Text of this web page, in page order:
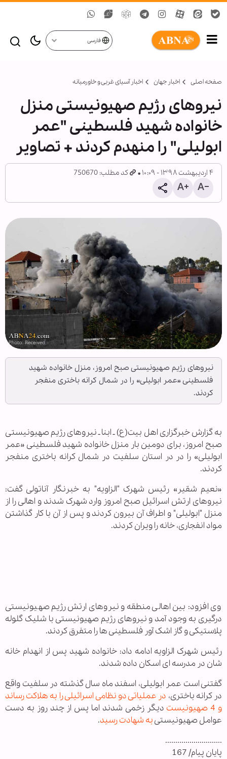
فارسی
صفحه اصلی اخبار جهان اخبار آسیای غربی و خاورمیانه
نیروهای رژیم صهیونیستی منزل
خانواده شهید فلسطینی "عمر
ابولیلی" را منهدم کردند + تصاویر
۴ اردیبهشت ۱۳۹۸ - ۱۰:۰۹ کد مطلب: 750670
نیروهای رژیم صهیونیستی صبح امروز، منزل خانواده شهید
فلسطینی «عمر ابولیلی» را در شمال کرانه باختری منفجر
کردند.
به گزارش خبرگزاری اهل بیت(ع) ـ ابنا ـ نیروهای رژیم صهیونیستی
صبح امروز، برای دومین بار منزل خانواده شهید فلسطینی «عمر
ابولیلی» را در در استان سلفیت در شمال کرانه باختری منفجر
کردند.
«نعیم شقیر» رئیس شهرک "الزاویه" به خبرنگار آناتولی گفت:
نیروهای ارتش اسرائیل صبح امروز وارد شهرک شدند و اهالی را از
منزل "ابولیلی" و اطراف آن بیرون کردند و پس از آن با کار گذاشتن
مواد انفجاری، خانه را ویران کردند.
وی افزود: بین اهالی منطقه و نیروهای ارتش رژیم صهیونیستی
درگیری به وجود آمد و نیروهای رژیم صهیونیستی با شلیک گلوله
پلاستیکی و گاز اشک آور فلسطینی ها را متفرق کردند.
رئیس شهرک الزاویه ادامه داد: خانواده شهید پس از انهدام خانه
شان در مدرسه ای اسکان داده شدند.
گفتنی است عمر ابولیلی، اسفند ماه سال گذشته در سلفیت واقع
در کرانه باختری، در عملیاتی دو نظامی اسرائیلی را به هلاکت رساند
و 4 صهیونیست
دیگر زخمی شدند اما پس از چند روز به دست
عوامل صهیونیستیبه شهادت رسید.
............................
پایان پیام/ 167